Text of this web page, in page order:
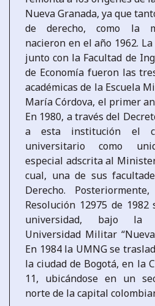
Nueva Granada, ya que
de derecho, como la
nacieron en el año 1962.
junto con la Facultad de
de Economía fueron las
académicas de la Escuela
María Córdova, el primer
En 1980, a través del
a esta institución el
universitario como
especial adscrita al
cual, una de sus
Derecho.
Resolución 12975 de 1982
universidad, bajo la
Universidad Militar
En 1984 la UMNG se
la ciudad de Bogotá, en la
11, ubicándose en un
norte de la capital